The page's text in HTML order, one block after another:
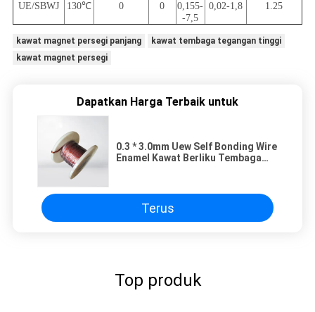
UE/SBWJ 130℃ 0 0
0,155-
-7,5
0,02-1,8 1.25
kawat magnet persegi panjang
kawat tembaga tegangan tinggi
kawat magnet persegi
Dapatkan Harga Terbaik untuk
0.3 * 3.0mm Uew Self Bonding Wire
Enamel Kawat Berliku Tembaga
Terus
Top produk